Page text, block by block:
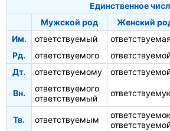
Единственное
Мужской род
Женский
Им.
ответствуемый ответствуемая
Рд.
ответствуемого
Дт.
ответствуемому
Вн.
ответствуемого
ответствуемый
Тв. ответствуемым